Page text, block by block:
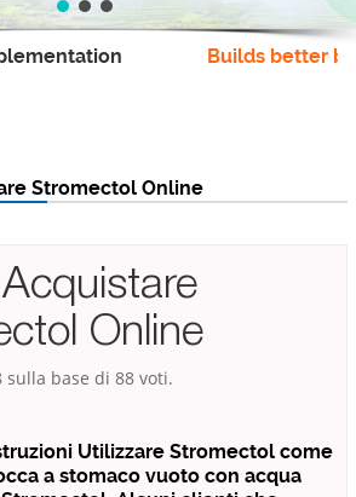
Builds better
Stromectol Online
Online
sulla base di 88 voti.
Utilizzare Stromectol come
a stomaco vuoto con acqua